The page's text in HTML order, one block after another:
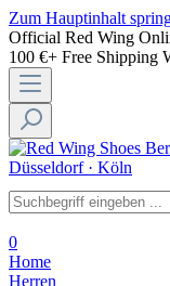
Zum Hauptinhalt
Official Red Wing
100 €+ Free Shipping
Düsseldorf · Köln
0
Home
Herren